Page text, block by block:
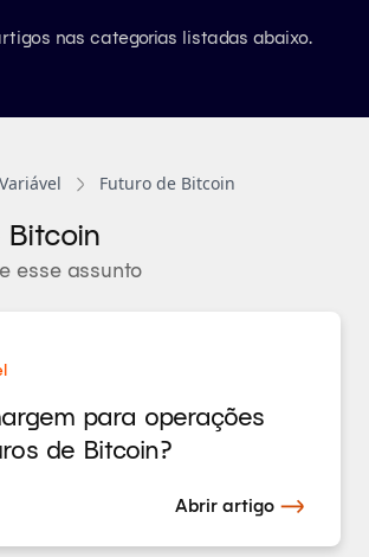
nas categorias listadas abaixo.
Futuro de Bitcoin
esse assunto
para operações
de Bitcoin?
Abrir artigo